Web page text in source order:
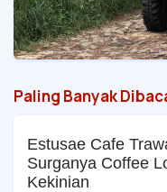
Paling Banyak
Estusae Cafe
Surganya Coffee
Kekinian